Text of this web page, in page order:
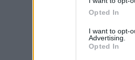
Opted In
I want to opt-
Advertising.
Opted In